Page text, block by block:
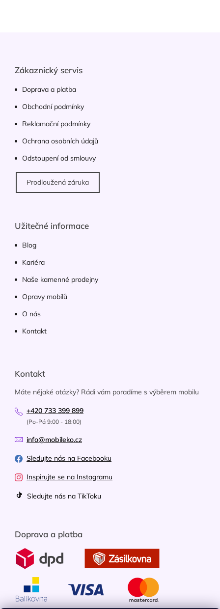
Zákaznický servis
Doprava a platba
Obchodní podmínky
Reklamační podmínky
Ochrana osobních údajů
Odstoupení od smlouvy
Prodloužená záruka
Užitečné informace
Blog
Kariéra
Naše kamenné prodejny
Opravy mobilů
O nás
Kontakt
Kontakt
Máte nějaké otázky? Rádi vám poradíme s výběrem mobilu
+420 733 399 899
(Po-Pá 9:00 - 18:00)
info@mobileko.cz
Sledujte nás na Facebooku
Inspirujte se na Instagramu
Sledujte nás na TikToku
Doprava a platba